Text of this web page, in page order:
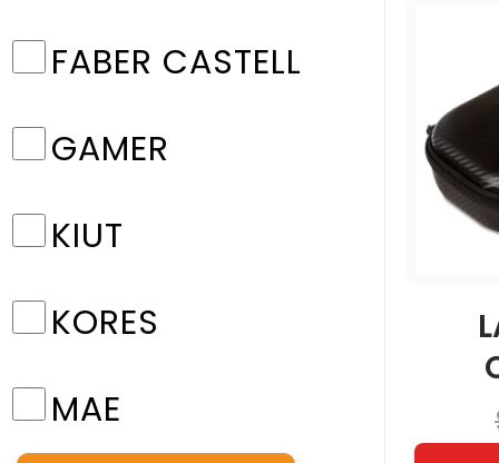
FABER CASTELL
GAMER
KIUT
KORES
MAE